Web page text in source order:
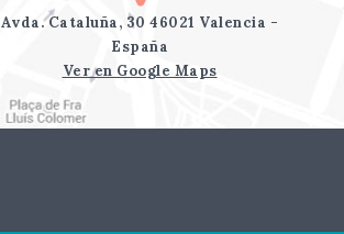
Avda. Cataluña, 30 46021 Valencia -
España
Ver en Google Maps